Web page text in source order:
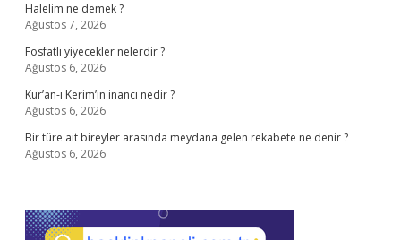
Halelim ne demek ?
Ağustos 7, 2026
Fosfatlı yiyecekler nelerdir ?
Ağustos 6, 2026
Kur’an-ı Kerim’in inancı nedir ?
Ağustos 6, 2026
Bir türe ait bireyler arasında meydana gelen rekabete ne denir ?
Ağustos 6, 2026